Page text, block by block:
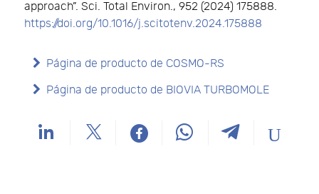
approach”. Sci. Total Environ., 952 (2024) 175888.
https://doi.org/10.1016/j.scitotenv.2024.175888
Página de producto de COSMO-RS
Página de producto de BIOVIA TURBOMOLE